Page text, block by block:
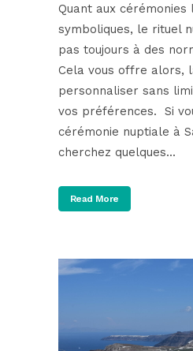
Quant aux cérémonies
symboliques, le rituel
pas toujours à des
Cela vous offre alors,
personnaliser sans
vos préférences. Si
cérémonie nuptiale à
cherchez quelques...
Read More